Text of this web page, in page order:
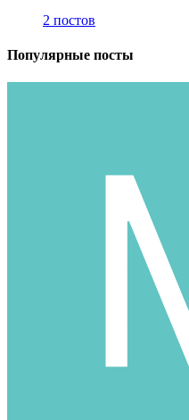
2 постов
Популярные посты